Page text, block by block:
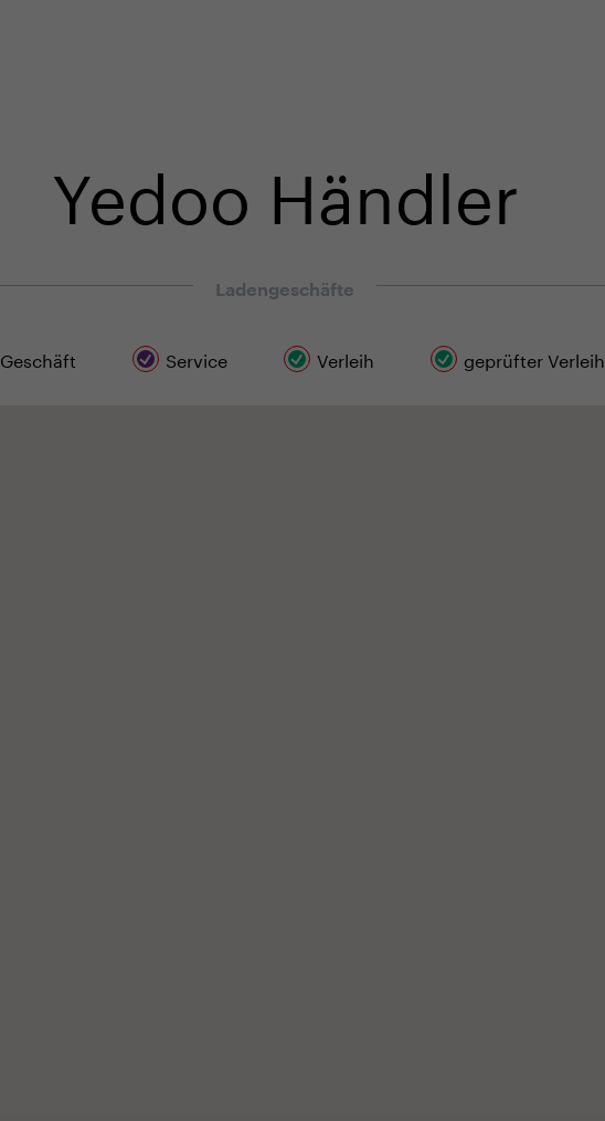
Yedoo Händler
Ladengeschäfte
Geschäft Service Verleih geprüfter Verleih